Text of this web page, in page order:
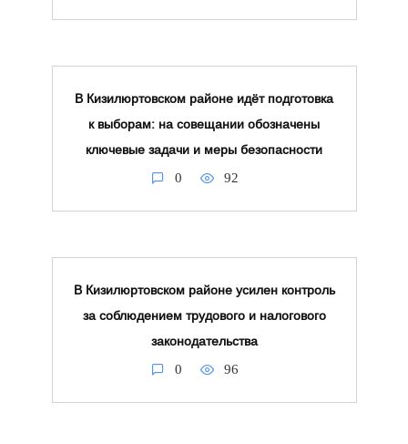
В Кизилюртовском районе идёт подготовка
к выборам: на совещании обозначены
ключевые задачи и меры безопасности
0 92
В Кизилюртовском районе усилен контроль
за соблюдением трудового и налогового
законодательства
0 96